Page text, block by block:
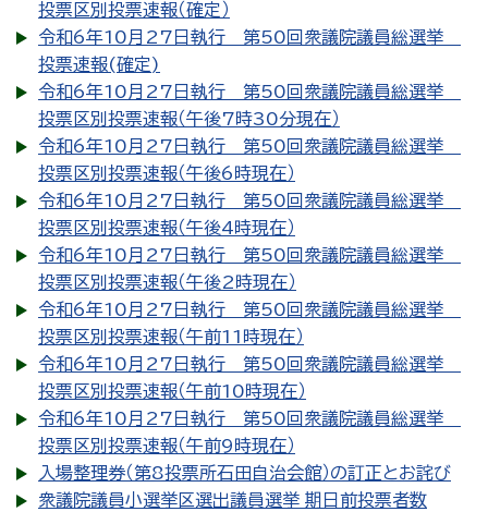
投票区別投票速報（確定）
令和6年10月27日執行 第50回衆議院議員総選挙
投票速報(確定)
令和6年10月27日執行 第50回衆議院議員総選挙
投票区別投票速報（午後7時30分現在）
令和6年10月27日執行 第50回衆議院議員総選挙
投票区別投票速報（午後6時現在）
令和6年10月27日執行 第50回衆議院議員総選挙
投票区別投票速報（午後4時現在）
令和6年10月27日執行 第50回衆議院議員総選挙
投票区別投票速報（午後2時現在）
令和6年10月27日執行 第50回衆議院議員総選挙
投票区別投票速報（午前11時現在）
令和6年10月27日執行 第50回衆議院議員総選挙
投票区別投票速報（午前10時現在）
令和6年10月27日執行 第50回衆議院議員総選挙
投票区別投票速報（午前9時現在）
入場整理券（第8投票所石田自治会館）の訂正とお詫び
衆議院議員小選挙区選出議員選挙 期日前投票者数